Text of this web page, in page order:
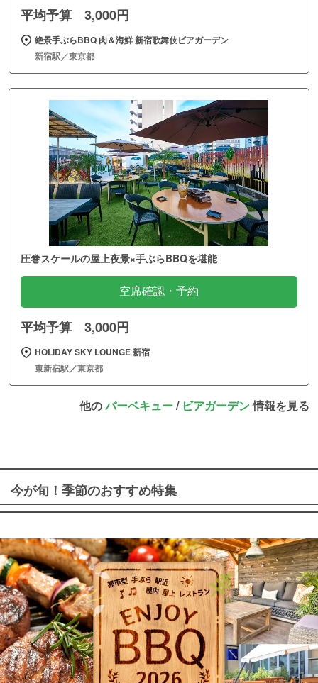
平均予算 3,000円
絶景手ぶらBBQ 肉＆海鮮 新宿歌舞伎ビアガーデン
新宿駅／東京都
圧巻スケールの屋上夜景×手ぶらBBQを堪能
空席確認・予約
平均予算 3,000円
HOLIDAY SKY LOUNGE 新宿
東新宿駅／東京都
他のバーベキュー/ ビアガーデン情報を見る
今が旬！季節のおすすめ特集